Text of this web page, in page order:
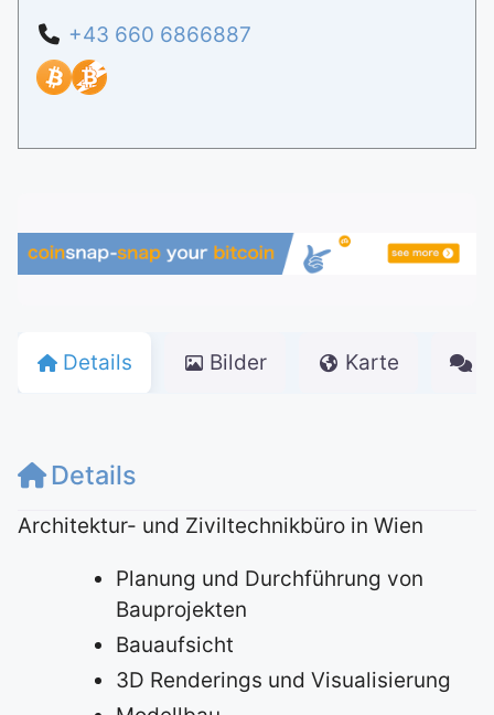
+43 660 6866887
Details Bilder Karte
Details
Architektur- und Ziviltechnikbüro in Wien
Planung und Durchführung von
Bauprojekten
Bauaufsicht
3D Renderings und Visualisierung